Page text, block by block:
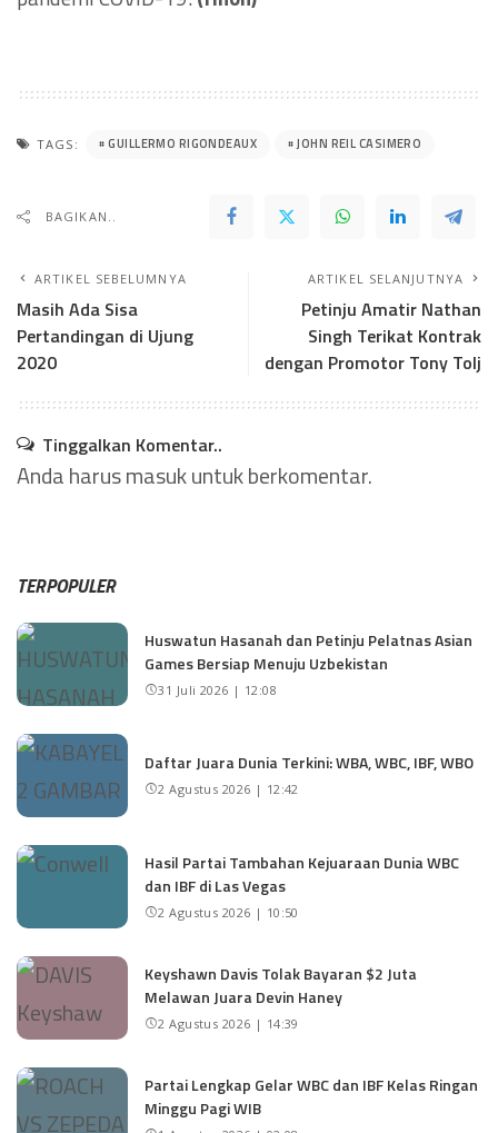
TAGS: GUILLERMO RIGONDEAUX JOHN REIL CASIMERO
BAGIKAN..
ARTIKEL SEBELUMNYA
Masih Ada Sisa
Pertandingan di Ujung
2020
ARTIKEL SELANJUTNYA
Petinju Amatir Nathan
Singh Terikat Kontrak
dengan Promotor Tony Tolj
Tinggalkan Komentar..
Anda harusmasukuntuk berkomentar.
TERPOPULER
Huswatun Hasanah dan Petinju Pelatnas Asian
Games Bersiap Menuju Uzbekistan
31 Juli 2026 | 12:08
Daftar Juara Dunia Terkini: WBA, WBC, IBF, WBO
2 Agustus 2026 | 12:42
Hasil Partai Tambahan Kejuaraan Dunia WBC
dan IBF di Las Vegas
2 Agustus 2026 | 10:50
Keyshawn Davis Tolak Bayaran $2 Juta
Melawan Juara Devin Haney
2 Agustus 2026 | 14:39
Partai Lengkap Gelar WBC dan IBF Kelas Ringan
Minggu Pagi WIB